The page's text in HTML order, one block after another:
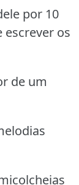
por 10
escrever os
de um